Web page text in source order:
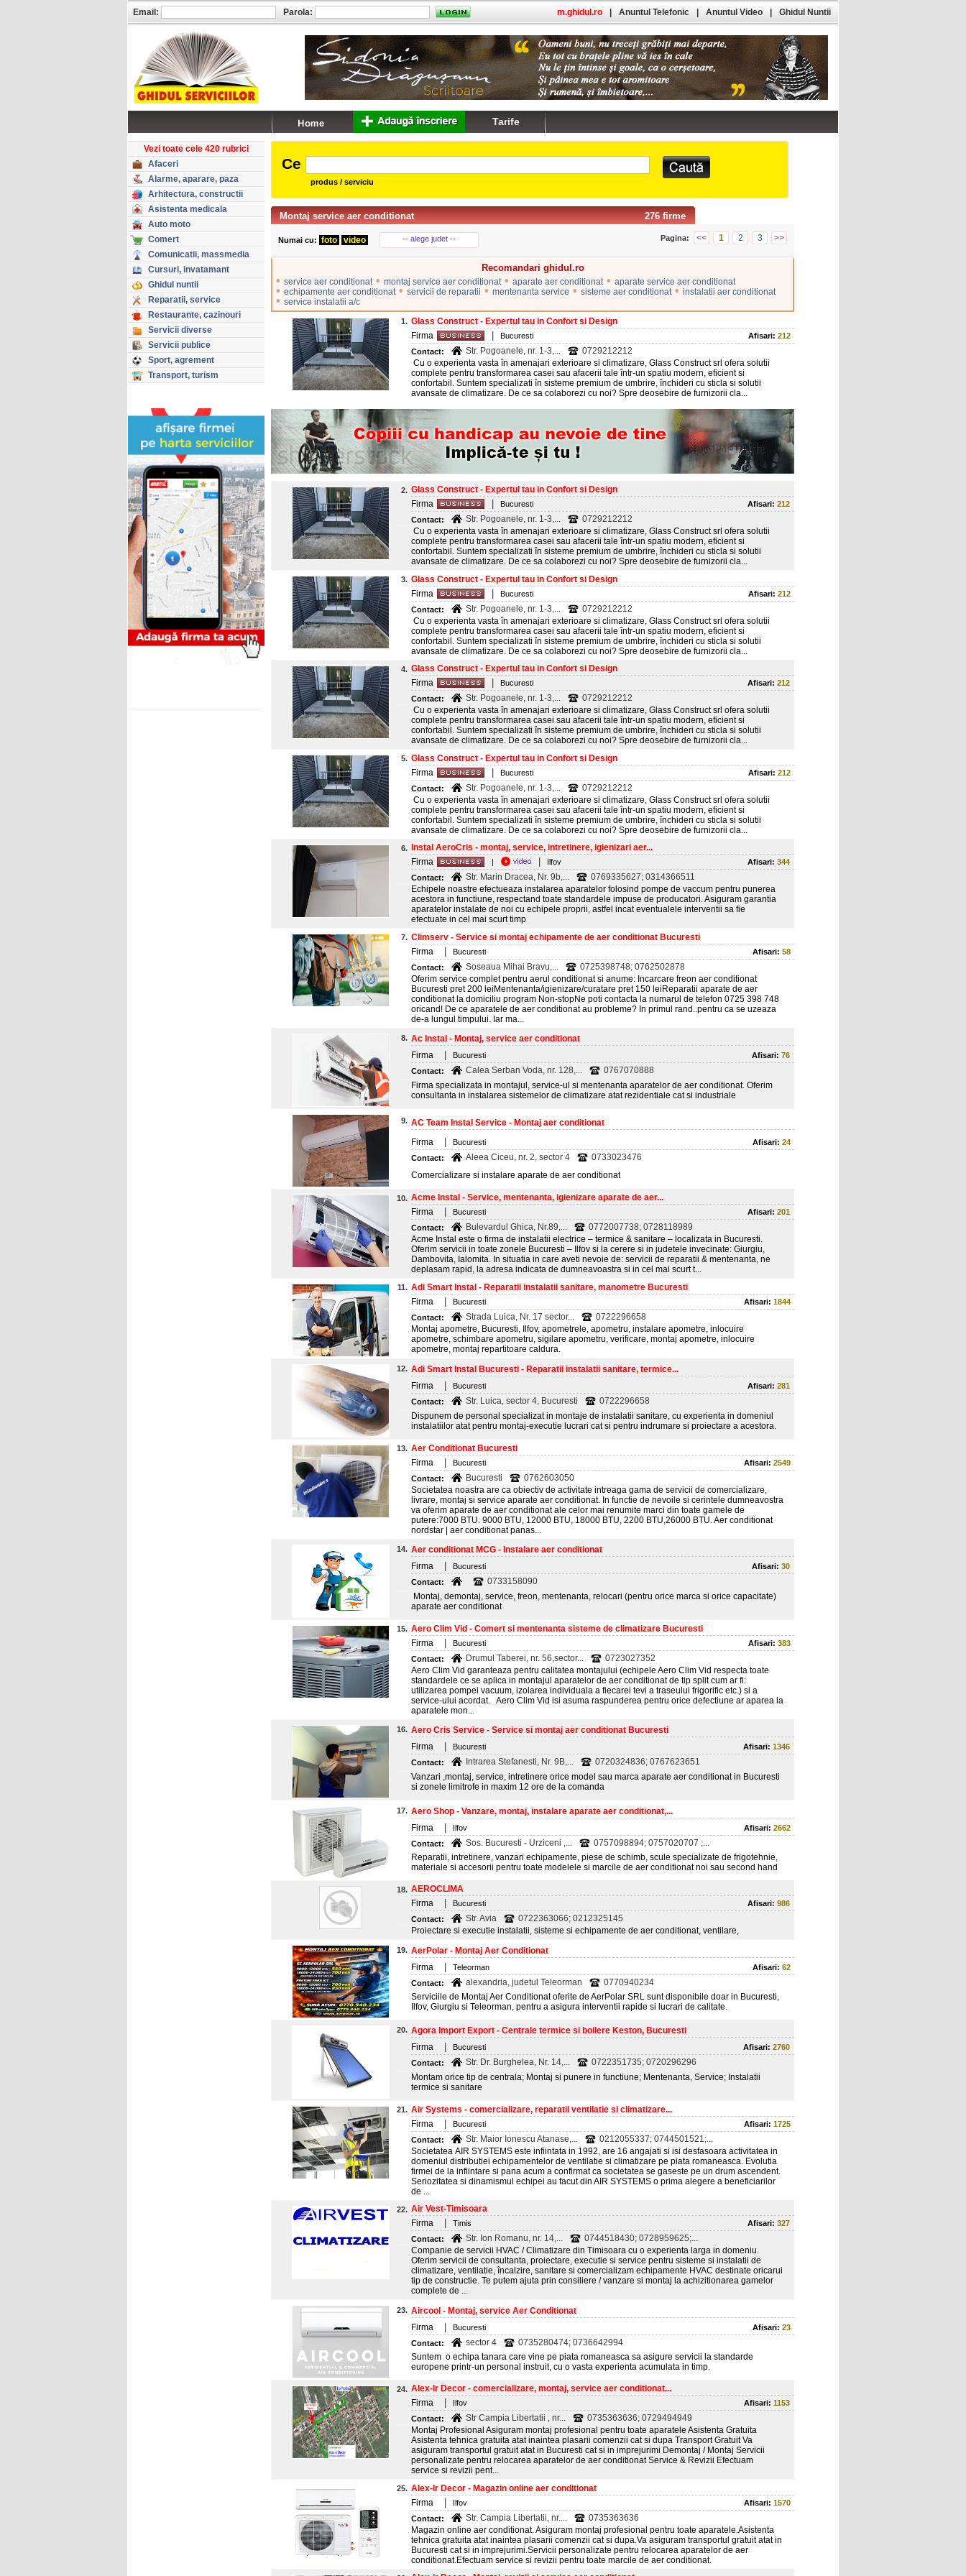
Vezi toate cele 420 rubrici
Afaceri
Alarme, aparare, paza
Arhitectura, constructii
Asistenta medicala
Auto moto
Comert
Comunicatii, massmedia
Cursuri, invatamant
Ghidul nuntii
Reparatii, service
Restaurante, cazinouri
Servicii diverse
Servicii publice
Sport, agrement
Transport, turism
Ce
produs / serviciu
276 firme
Montaj service aer conditionat
Numai cu: foto video -- alege judet -- Pagina: << 1 2 3 >>
Recomandari ghidul.ro
• service aer conditionat • montaj service aer conditionat • aparate aer conditionat • aparate service aer conditionat
• echipamente aer conditionat • servicii de reparatii • mentenanta service • sisteme aer conditionat • instalatii aer conditionat
• service instalatii a/c
1. Glass Construct - Expertul tau in Confort si Design
Firma
Bucuresti Afisari: 212
Contact:
Str. Pogoanele, nr. 1-3,...
0729212212
Cu o experienta vasta în amenajari exterioare si climatizare, Glass Construct srl ofera solutii
complete pentru transformarea casei sau afacerii tale într-un spatiu modern, eficient si
confortabil. Suntem specializati în sisteme premium de umbrire, închideri cu sticla si solutii
avansate de climatizare. De ce sa colaborezi cu noi? Spre deosebire de furnizorii cla...
2. Glass Construct - Expertul tau in Confort si Design
Firma
Bucuresti Afisari: 212
Contact:
Str. Pogoanele, nr. 1-3,...
0729212212
Cu o experienta vasta în amenajari exterioare si climatizare, Glass Construct srl ofera solutii
complete pentru transformarea casei sau afacerii tale într-un spatiu modern, eficient si
confortabil. Suntem specializati în sisteme premium de umbrire, închideri cu sticla si solutii
avansate de climatizare. De ce sa colaborezi cu noi? Spre deosebire de furnizorii cla...
3. Glass Construct - Expertul tau in Confort si Design
Firma
Bucuresti Afisari: 212
Contact:
Str. Pogoanele, nr. 1-3,...
0729212212
Cu o experienta vasta în amenajari exterioare si climatizare, Glass Construct srl ofera solutii
complete pentru transformarea casei sau afacerii tale într-un spatiu modern, eficient si
confortabil. Suntem specializati în sisteme premium de umbrire, închideri cu sticla si solutii
avansate de climatizare. De ce sa colaborezi cu noi? Spre deosebire de furnizorii cla...
4. Glass Construct - Expertul tau in Confort si Design
Firma
Bucuresti Afisari: 212
Contact:
Str. Pogoanele, nr. 1-3,...
0729212212
Cu o experienta vasta în amenajari exterioare si climatizare, Glass Construct srl ofera solutii
complete pentru transformarea casei sau afacerii tale într-un spatiu modern, eficient si
confortabil. Suntem specializati în sisteme premium de umbrire, închideri cu sticla si solutii
avansate de climatizare. De ce sa colaborezi cu noi? Spre deosebire de furnizorii cla...
5. Glass Construct - Expertul tau in Confort si Design
Firma
Bucuresti Afisari: 212
Contact:
Str. Pogoanele, nr. 1-3,...
0729212212
Cu o experienta vasta în amenajari exterioare si climatizare, Glass Construct srl ofera solutii
complete pentru transformarea casei sau afacerii tale într-un spatiu modern, eficient si
confortabil. Suntem specializati în sisteme premium de umbrire, închideri cu sticla si solutii
avansate de climatizare. De ce sa colaborezi cu noi? Spre deosebire de furnizorii cla...
6.
Instal AeroCris - montaj, service, intretinere, igienizari aer...
Firma
| Ilfov Afisari: 344
Contact:
Str. Marin Dracea, Nr. 9b,...
0769335627; 0314366511
Echipele noastre efectueaza instalarea aparatelor folosind pompe de vaccum pentru punerea
acestora in functiune, respectand toate standardele impuse de producatori. Asiguram garantia
aparatelor instalate de noi cu echipele proprii, astfel incat eventualele interventii sa fie
efectuate in cel mai scurt timp
7. Climserv - Service si montaj echipamente de aer conditionat Bucuresti
Firma
Bucuresti Afisari: 58
Contact:
Soseaua Mihai Bravu,...
0725398748; 0762502878
Oferim service complet pentru aerul conditionat si anume: Incarcare freon aer conditionat
Bucuresti pret 200 leiMentenanta/igienizare/curatare pret 150 leiReparatii aparate de aer
conditionat la domiciliu program Non-stopNe poti contacta la numarul de telefon 0725 398 748
oricand! De ce aparatele de aer conditionat au probleme? In primul rand..pentru ca se uzeaza
de-a lungul timpului. Iar ma...
8. Ac Instal - Montaj, service aer conditionat
Firma
Bucuresti Afisari: 76
Contact:
Calea Serban Voda, nr. 128,...
0767070888
Firma specializata in montajul, service-ul si mentenanta aparatelor de aer conditionat. Oferim
consultanta in instalarea sistemelor de climatizare atat rezidentiale cat si industriale
9. AC Team Instal Service - Montaj aer conditionat
Firma
Bucuresti Afisari: 24
Contact:
Aleea Ciceu, nr. 2, sector 4
0733023476
Comercializare si instalare aparate de aer conditionat
10. Acme Instal - Service, mentenanta, igienizare aparate de aer...
Firma
Bucuresti Afisari: 201
Contact:
Bulevardul Ghica, Nr.89,...
0772007738; 0728118989
Acme Instal este o firma de instalatii electrice – termice & sanitare – localizata in Bucuresti.
Oferim servicii in toate zonele Bucuresti – Ilfov si la cerere si in judetele invecinate: Giurgiu,
Dambovita, Ialomita. In situatia in care aveti nevoie de: servicii de reparatii & mentenanta, ne
deplasam rapid, la adresa indicata de dumneavoastra si in cel mai scurt t...
11. Adi Smart Instal - Reparatii instalatii sanitare, manometre Bucuresti
Firma
Bucuresti Afisari: 1844
Contact:
Strada Luica, Nr. 17 sector...
0722296658
Montaj apometre, Bucuresti, Ilfov, apometrele, apometru, instalare apometre, inlocuire
apometre, schimbare apometru, sigilare apometru, verificare, montaj apometre, inlocuire
apometre, montaj repartitoare caldura.
12. Adi Smart Instal Bucuresti - Reparatii instalatii sanitare, termice...
Firma
Bucuresti Afisari: 281
Contact:
Str. Luica, sector 4, Bucuresti
0722296658
Dispunem de personal specializat in montaje de instalatii sanitare, cu experienta in domeniul
instalatiilor atat pentru montaj-executie lucrari cat si pentru indrumare si proiectare a acestora.
13. Aer Conditionat Bucuresti
Firma
Bucuresti Afisari: 2549
Contact:
Bucuresti
0762603050
Societatea noastra are ca obiectiv de activitate intreaga gama de servicii de comercializare,
livrare, montaj si service aparate aer conditionat. In functie de nevoile si cerintele dumneavostra
va oferim aparate de aer conditionat ale celor mai renumite marci din toate gamele de
putere:7000 BTU. 9000 BTU, 12000 BTU, 18000 BTU, 2200 BTU,26000 BTU. Aer conditionat
nordstar | aer conditionat panas...
14. Aer conditionat MCG - Instalare aer conditionat
Firma
Bucuresti Afisari: 30
Contact:
0733158090
Montaj, demontaj, service, freon, mentenanta, relocari (pentru orice marca si orice capacitate)
aparate aer conditionat
15. Aero Clim Vid - Comert si mentenanta sisteme de climatizare Bucuresti
Firma
Bucuresti Afisari: 383
Contact:
Drumul Taberei, nr. 56,sector...
0723027352
Aero Clim Vid garanteaza pentru calitatea montajului (echipele Aero Clim Vid respecta toate
standardele ce se aplica in montajul aparatelor de aer conditionat de tip split cum ar fi:
utilizarea pompei vacuum, izolarea individuala a fiecarei tevi a traseului frigorific etc.) si a
service-ului acordat. Aero Clim Vid isi asuma raspunderea pentru orice defectiune ar aparea la
aparatele mon...
16. Aero Cris Service - Service si montaj aer conditionat Bucuresti
Firma
Bucuresti Afisari: 1346
Contact:
Intrarea Stefanesti, Nr. 9B,...
0720324836; 0767623651
Vanzari ,montaj, service, intretinere orice model sau marca aparate aer conditionat in Bucuresti
si zonele limitrofe in maxim 12 ore de la comanda
17. Aero Shop - Vanzare, montaj, instalare aparate aer conditionat,...
Firma
Ilfov Afisari: 2662
Contact:
Sos. Bucuresti - Urziceni ,...
0757098894; 0757020707 ;...
Reparatii, intretinere, vanzari echipamente, piese de schimb, scule specializate de frigotehnie,
materiale si accesorii pentru toate modelele si marcile de aer conditionat noi sau second hand
18. AEROCLIMA
Firma
Bucuresti Afisari: 986
Contact:
Str. Avia
0722363066; 0212325145
Proiectare si executie instalatii, sisteme si echipamente de aer conditionat, ventilare,
19. AerPolar - Montaj Aer Conditionat
Firma
Teleorman Afisari: 62
Contact:
alexandria, judetul Teleorman
0770940234
Serviciile de Montaj Aer Conditionat oferite de AerPolar SRL sunt disponibile doar in Bucuresti,
Ilfov, Giurgiu si Teleorman, pentru a asigura interventii rapide si lucrari de calitate.
20. Agora Import Export - Centrale termice si boilere Keston, Bucuresti
Firma
Bucuresti Afisari: 2760
Contact:
Str. Dr. Burghelea, Nr. 14,...
0722351735; 0720296296
Montam orice tip de centrala; Montaj si punere in functiune; Mentenanta, Service; Instalatii
termice si sanitare
21. Air Systems - comercializare, reparatii ventilatie si climatizare...
Firma
Bucuresti Afisari: 1725
Contact:
Str. Maior Ionescu Atanase,...
0212055337; 0744501521;...
Societatea AIR SYSTEMS este infiintata in 1992, are 16 angajati si isi desfasoara activitatea in
domeniul distributiei echipamentelor de ventilatie si climatizare pe piata romaneasca. Evolutia
firmei de la infiintare si pana acum a confirmat ca societatea se gaseste pe un drum ascendent.
Seriozitatea si dinamismul echipei au facut din AIR SYSTEMS o prima alegere a beneficiarilor
de ...
22. Air Vest-Timisoara
Firma
Timis Afisari: 327
Contact:
Str. Ion Romanu, nr. 14,...
0744518430; 0728959625;...
Companie de servicii HVAC / Climatizare din Timisoara cu o experienta larga in domeniu.
Oferim servicii de consultanta, proiectare, executie si service pentru sisteme si instalatii de
climatizare, ventilatie, încalzire, sanitare si comercializam echipamente HVAC destinate oricarui
tip de constructie. Te putem ajuta prin consiliere / vanzare si montaj la achizitionarea gamelor
complete de ...
23. Aircool - Montaj, service Aer Conditionat
Firma
Bucuresti Afisari: 23
Contact:
sector 4
0735280474; 0736642994
Suntem o echipa tanara care vine pe piata romaneasca sa asigure servicii la standarde
europene printr-un personal instruit, cu o vasta experienta acumulata in timp.
24. Alex-Ir Decor - comercializare, montaj, service aer conditionat...
Firma
Ilfov Afisari: 1153
Contact:
Str Campia Libertatii , nr...
0735363636; 0729494949
Montaj Profesional Asiguram montaj profesional pentru toate aparatele Asistenta Gratuita
Asistenta tehnica gratuita atat inaintea plasarii comenzii cat si dupa Transport Gratuit Va
asiguram transportul gratuit atat in Bucuresti cat si in imprejurimi Demontaj / Montaj Servicii
personalizate pentru relocarea aparatelor de aer conditionat Service & Revizii Efectuam
service si revizii pent...
25. Alex-Ir Decor - Magazin online aer conditionat
Firma
Ilfov Afisari: 1570
Contact:
Str. Campia Libertatii, nr....
0735363636
Magazin online aer conditionat. Asiguram montaj profesional pentru toate aparatele.Asistenta
tehnica gratuita atat inaintea plasarii comenzii cat si dupa.Va asiguram transportul gratuit atat in
Bucuresti cat si in imprejurimi.Servicii personalizate pentru relocarea aparatelor de aer
conditionat.Efectuam service si revizii pentru toate marcile de aer conditionat.
Email: Parola: m.ghidul.ro Anuntul Telefonic Anuntul Video Ghidul Nuntii
Tarife